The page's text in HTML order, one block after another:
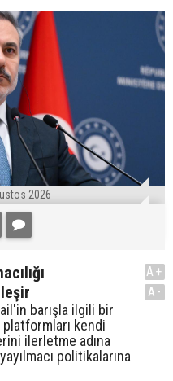
2026
barışla ilgili bir
platformları kendi
ilerletme adına
politikalarına
A+
A-